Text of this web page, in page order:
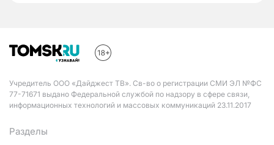
Учредитель ООО «Дайджест ТВ». Св-во о регистрации СМИ ЭЛ №ФС
77-71671 выдано Федеральной службой по надзору в сфере связи,
информационных технологий и массовых коммуникаций 23.11.2017
Разделы